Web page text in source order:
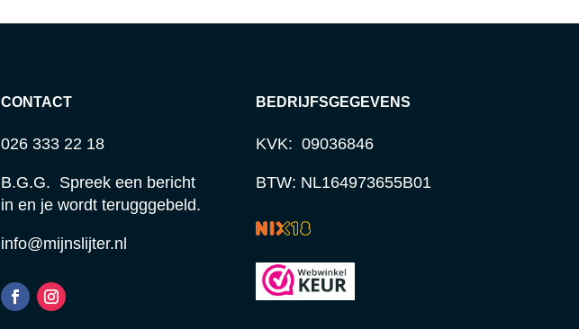
CONTACT
026 333 22 18
B.G.G. Spreek een bericht
in en je wordt terugggebeld.
info@mijnslijter.nl
BEDRIJFSGEGEVENS
KVK: 09036846
BTW: NL164973655B01